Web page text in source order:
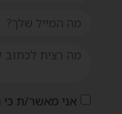
אני מאשר/ת